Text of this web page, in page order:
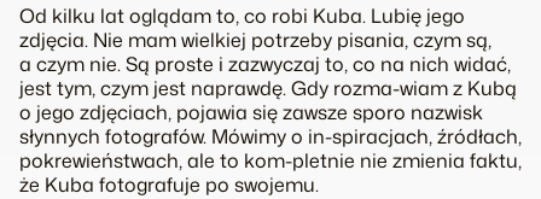
Od kilku lat oglądam to, co robi Kuba. Lubię jego
zdjęcia. Nie mam wielkiej potrzeby pisania, czym są,
a czym nie. Są proste i zazwyczaj to, co na nich widać,
jest tym, czym jest naprawdę. Gdy rozma-wiam z Kubą
o jego zdjęciach, pojawia się zawsze sporo nazwisk
słynnych fotografów. Mówimy o in-spiracjach, źródłach,
pokrewieństwach, ale to kom-pletnie nie zmienia faktu,
że Kuba fotografuje po swojemu.